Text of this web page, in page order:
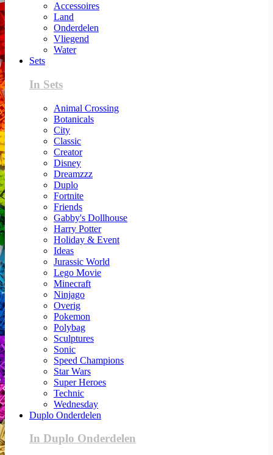
Accessoires
Land
Onderdelen
Vliegend
Water
Sets
In Sets
Animal Crossing
Botanicals
City
Classic
Creator
Disney
Dreamzzz
Duplo
Fortnite
Friends
Gabby's Dollhouse
Harry Potter
Holiday & Event
Ideas
Jurassic World
Lego Movie
Minecraft
Ninjago
Overig
Pokemon
Polybag
Sculptures
Sonic
Speed Champions
Star Wars
Super Heroes
Technic
Wednesday
Duplo Onderdelen
In Duplo Onderdelen